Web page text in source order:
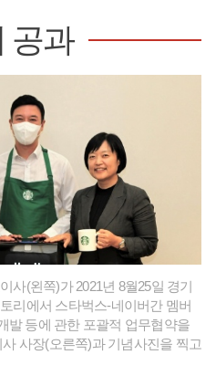
공과
사(왼쪽)가 2021년 8월25일 경기
리에서 스타벅스-네이버간 멤버
발 등에 관한 포괄적 업무협약을
사장(오른쪽)과 기념사진을 찍고